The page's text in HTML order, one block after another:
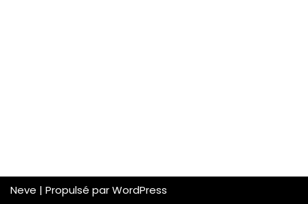
Neve | Propulsé parWordPress